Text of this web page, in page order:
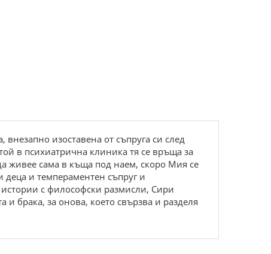
изоставена от съпруга си след
в психиатрична клиника тя се връща за
живее сама в къща под наем, скоро Мия се
деца и темпераментен съпруг и
с философски размисли, Сири
брака, за онова, което свързва и разделя